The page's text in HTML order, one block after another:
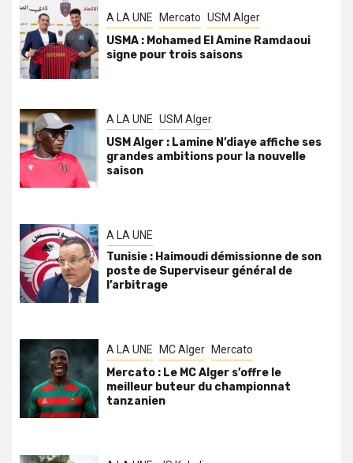
A LA UNE Mercato USM Alger
USMA : Mohamed El Amine Ramdaoui
signe pour trois saisons
A LA UNE USM Alger
USM Alger : Lamine N’diaye affiche ses
grandes ambitions pour la nouvelle
saison
A LA UNE
Tunisie : Haimoudi démissionne de son
poste de Superviseur général de
l’arbitrage
A LA UNE MC Alger Mercato
Mercato : Le MC Alger s’offre le
meilleur buteur du championnat
tanzanien